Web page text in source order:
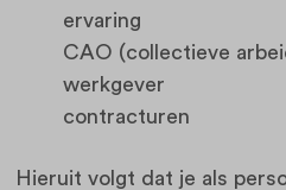
ervaring
CAO (collectieve
werkgever
contracturen
Hieruit volgt dat je als